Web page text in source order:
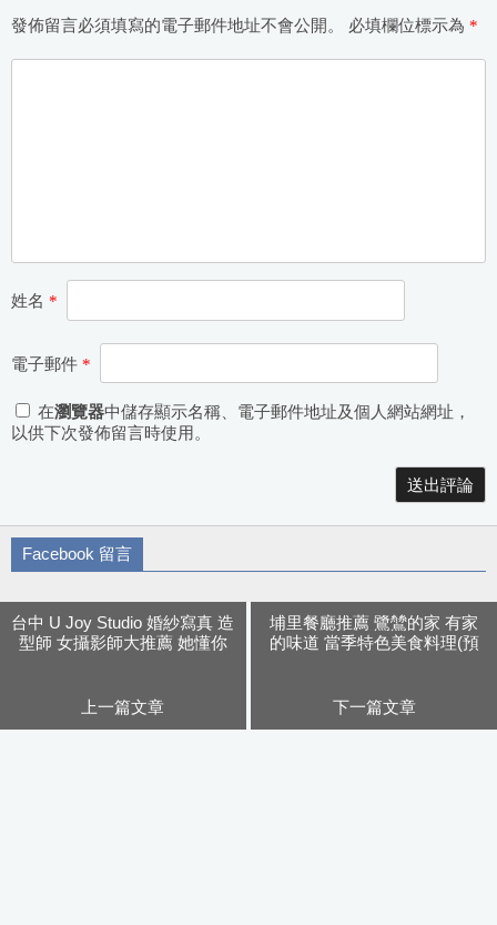
發佈留言必須填寫的電子郵件地址不會公開。 必填欄位標示為 *
姓名 *
電子郵件 *
在瀏覽器中儲存顯示名稱、電子郵件地址及個人網站網址，
以供下次發佈留言時使用。
Facebook 留言
台中 U Joy Studio 婚紗寫真 造
型師 女攝影師大推薦 她懂你
上一篇文章
埔里餐廳推薦 鷺鷥的家 有家
的味道 當季特色美食料理(預
下一篇文章